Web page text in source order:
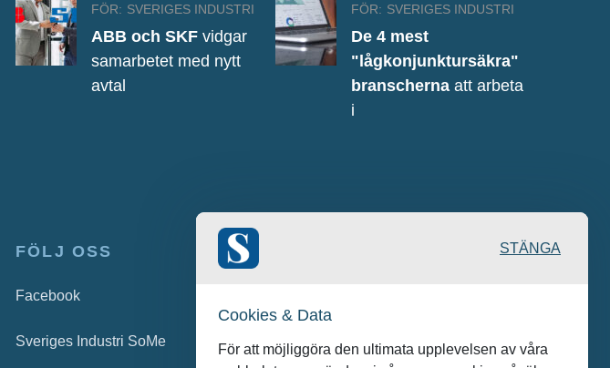
FÖR: SVERIGES INDUSTRI
ABB och SKF vidgar
samarbetet med nytt
avtal
FÖR: SVERIGES INDUSTRI
De 4 mest
"lågkonjunktursäkra"
branscherna att arbeta
i
FÖLJ OSS
Facebook
Sveriges Industri SoMe
STÄNGA
Cookies & Data
För att möjliggöra den ultimata upplevelsen av våra